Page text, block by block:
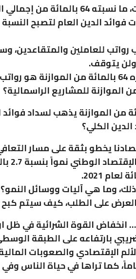
وقد شكلت هذه المخصصات، ما نسبته 64 بالمائة
للعاملين والمتقاعدين،
ولن يتوقف.
والسؤال… إذا كان ما مقداره 64 بالمائة من الموازنة
الموازنة للمشاريع الراسمالية؟
ما مقداره 18بالمائة من الموازنة يذهب لسداد
الكلي؟
يخطو بثقة على مسار
حيث من
وما هي آليات ووسائل النمو؟
على الطلب، كيف سيتم
انخفاض القوة الشرائية في ظل
بارتفاعه على الطبقة
الإقتصادي والصعوبات
كما تراها في حياة الناس